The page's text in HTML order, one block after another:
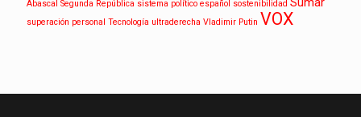
Abascal Segunda República sistema político español sostenibilidad
superación personal Tecnología ultraderecha Vladimir Putin VOX